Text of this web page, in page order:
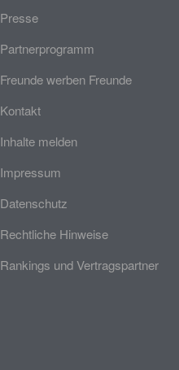
Presse
Partnerprogramm
Freunde werben Freunde
Kontakt
Inhalte melden
Impressum
Datenschutz
Rechtliche Hinweise
Rankings und Vertragspartner